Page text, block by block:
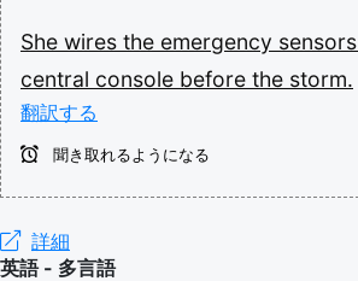
She wires the emergency sensors
central console before the storm.
翻訳する
聞き取れるようになる
詳細
英語 - 多言語